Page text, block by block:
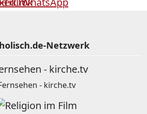
Netzwerk
- kirche.tv